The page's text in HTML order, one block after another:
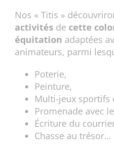
Nos « Titis »
activités de cette
équitation adaptées
animateurs, parmi
Poterie,
Peinture,
Multi-jeux sportifs
Promenade avec
Écriture du
Chasse au trésor…